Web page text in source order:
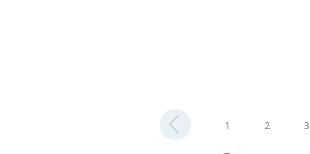
1 2 3